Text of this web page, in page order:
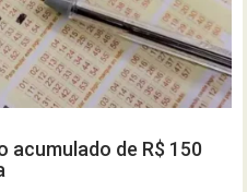
acumulado de R$ 150